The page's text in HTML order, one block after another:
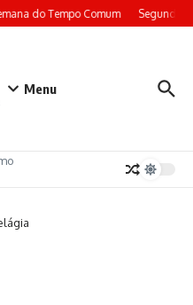
do Tempo Comum Segunda-
Menu